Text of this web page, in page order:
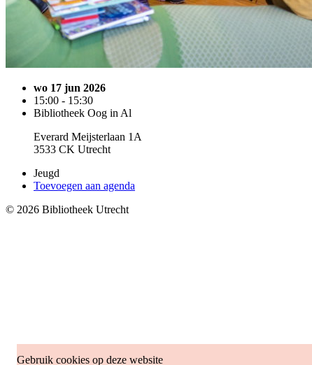
Gebruik cookies op deze website
wo 17 jun 2026
15:00 - 15:30
Bibliotheek Oog in Al
Everard Meijsterlaan 1A
3533 CK Utrecht
Jeugd
Toevoegen aan agenda
© 2026 Bibliotheek Utrecht